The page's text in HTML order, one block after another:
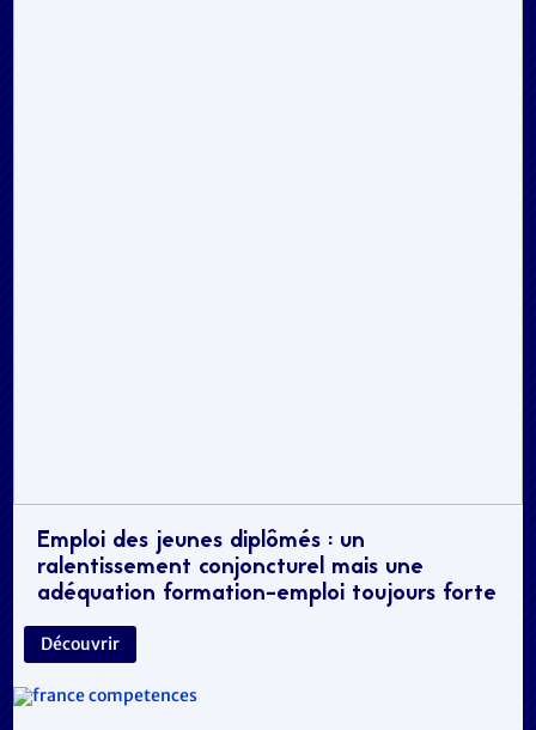
Emploi des jeunes diplômés : un
ralentissement conjoncturel mais une
adéquation formation-emploi toujours forte
Découvrir